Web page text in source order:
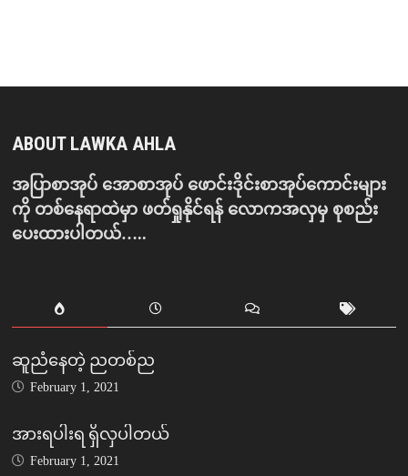
ABOUT LAWKA AHLA
အပြာစာအုပ် အောစာအုပ် ဖောင်းဒိုင်းစာအုပ်ကောင်းများ
ကို တစ်နေရာထဲမှာ ဖတ်ရှုနိုင်ရန် လောကအလှမှ စုစည်း
ပေးထားပါတယ်…..
ဆူညံနေတဲ့ ညတစ်ည
February 1, 2021
အားရပါးရ ရှိလှပါတယ်
February 1, 2021